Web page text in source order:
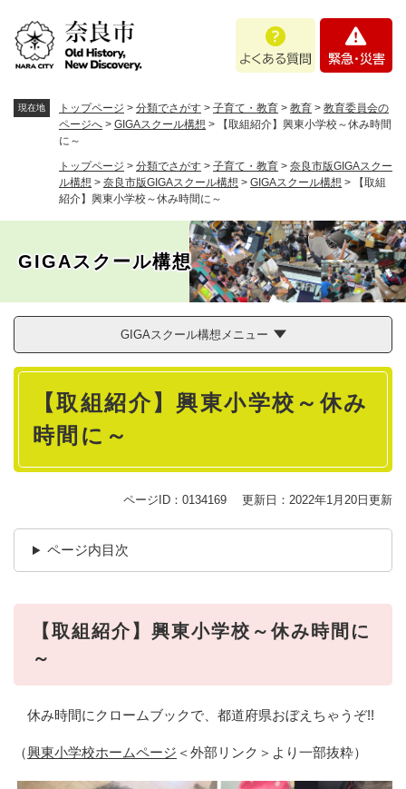
あ
問
・
現在地 トップページ > 分類でさがす > 子育て・教育 > 教育 > 教育委員会の
ページへ > GIGAスクール構想 >
【取組紹介】興東小学校～休み時間
に～
トップページ > 分類でさがす > 子育て・教育 > 奈良市版GIGAスクー
ル構想 > 奈良市版GIGAスクール構想 > GIGAスクール構想 >
【取組
紹介】興東小学校～休み時間に～
GIGAスクール構想
GIGAスクール構想メニュー
本
【取組紹介】興東小学校～休み
時間に～
ページID：0134169 更新日：2022年1月20日更新
ページ内目次
【取組紹介】興東小学校～休み時間に
～
休み時間にクロームブックで、都道府県おぼえちゃうぞ!!
（興東小学校ホームページ ＜外部リンク＞ より一部抜粋）